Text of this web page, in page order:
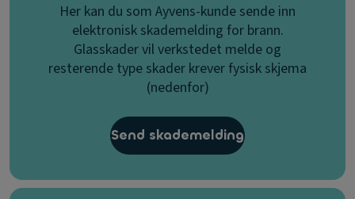
Her kan du som Ayvens-kunde sende inn
elektronisk skademelding for brann.
Glasskader vil verkstedet melde og
resterende type skader krever fysisk skjema
(nedenfor)
Send skademelding